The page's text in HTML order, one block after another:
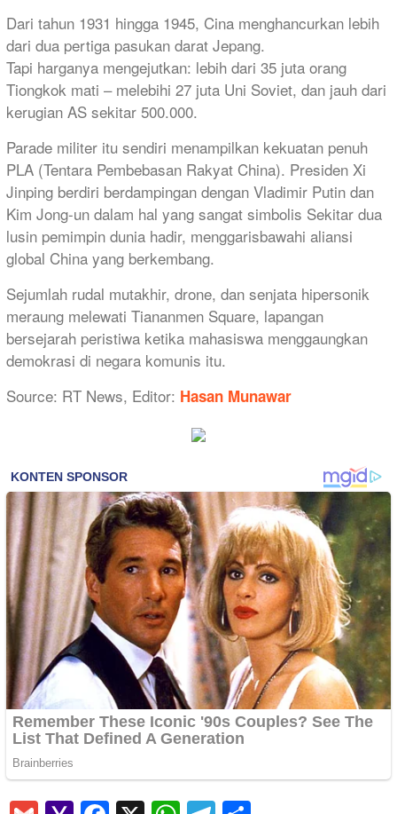
Dari tahun 1931 hingga 1945, Cina menghancurkan lebih
dari dua pertiga pasukan darat Jepang.
Tapi harganya mengejutkan: lebih dari 35 juta orang
Tiongkok mati – melebihi 27 juta Uni Soviet, dan jauh dari
kerugian AS sekitar 500.000.
Parade militer itu sendiri menampilkan kekuatan penuh
PLA (Tentara Pembebasan Rakyat China). Presiden Xi
Jinping berdiri berdampingan dengan Vladimir Putin dan
Kim Jong-un dalam hal yang sangat simbolis Sekitar dua
lusin pemimpin dunia hadir, menggarisbawahi aliansi
global China yang berkembang.
Sejumlah rudal mutakhir, drone, dan senjata hipersonik
meraung melewati Tiananmen Square, lapangan
bersejarah peristiwa ketika mahasiswa menggaungkan
demokrasi di negara komunis itu.
Source: RT News, Editor: Hasan Munawar